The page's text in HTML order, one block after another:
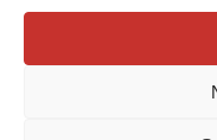
Agencija za odgoj i
Donje Svetice 38,